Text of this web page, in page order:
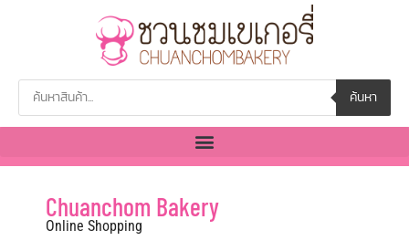
ค้นหา
Chuanchom Bakery
Online Shopping